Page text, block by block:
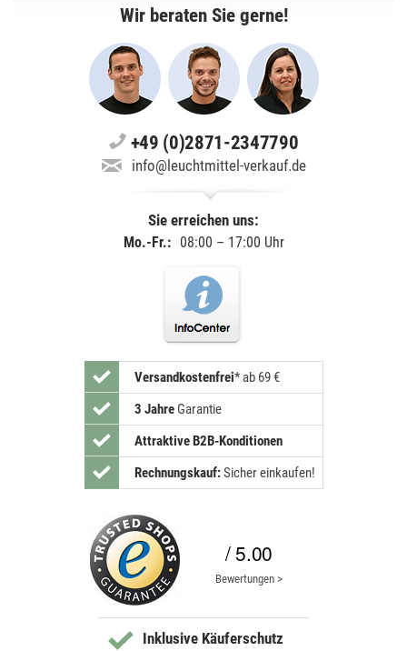
Wir beraten Sie gerne!
+49 (0)2871-2347790
info@leuchtmittel-verkauf.de
Sie erreichen uns:
Mo.-Fr.: 08:00 – 17:00 Uhr
Versandkostenfrei* ab 69 €
3 JahreGarantie
Attraktive B2B-Konditionen
Rechnungskauf:Sicher einkaufen!
/ 5.00
Bewertungen >
Inklusive Käuferschutz